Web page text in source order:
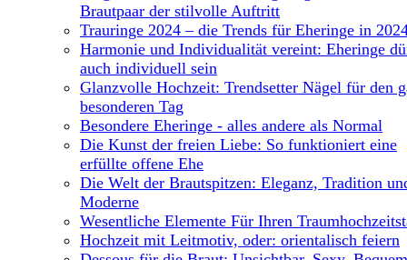
Brautpaar der stilvolle Auftritt
Trauringe 2024 – die Trends für Eheringe in
Harmonie und Individualität vereint: Eheringe
auch individuell sein
Glanzvolle Hochzeit: Trendsetter Nägel für den
besonderen Tag
Besondere Eheringe - alles andere als Normal
Die Kunst der freien Liebe: So funktioniert eine
erfüllte offene Ehe
Die Welt der Brautspitzen: Eleganz, Tradition
Moderne
Wesentliche Elemente Für Ihren
Hochzeit mit Leitmotiv, oder: orientalisch feiern